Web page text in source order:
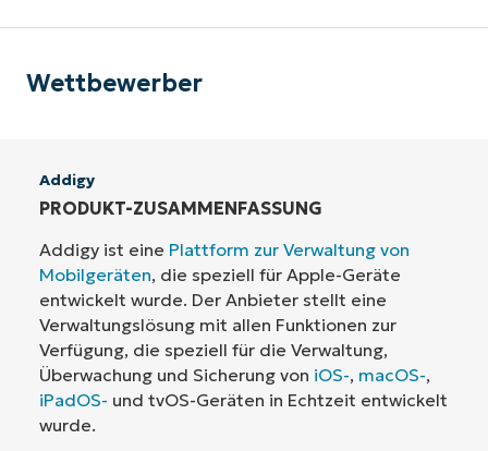
Wettbewerber
Addigy
PRODUKT-ZUSAMMENFASSUNG
Addigy ist eine Plattform zur Verwaltung von
Mobilgeräten, die speziell für Apple-Geräte
entwickelt wurde. Der Anbieter stellt eine
Verwaltungslösung mit allen Funktionen zur
Verfügung, die speziell für die Verwaltung,
Überwachung und Sicherung von iOS-, macOS-,
iPadOS- und tvOS-Geräten in Echtzeit entwickelt
wurde.